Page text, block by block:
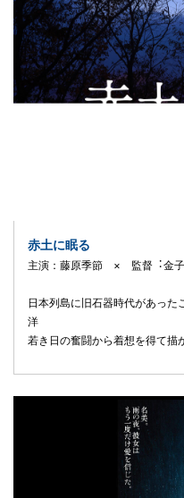
赤土に眠る
主演：藤原季節 × 監督︓⾦
⽇本列島に旧⽯器時代があった
洋
若き⽇の奮闘から着想を得て描